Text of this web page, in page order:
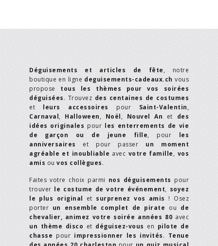
Déguisements et articles de fête, notre
boutique en ligne deguisements-cadeaux.ch vous
propose tous les thèmes pour vos soirées
déguisées. Trouvez des centaines de costumes
et leurs accessoires pour Saint-Valentin,
Carnaval, Halloween, Noël, Nouvel An et des
idées originales pour les enterrements de vie
de garçon ou de jeune fille, pour les
anniversaires et pour passer un moment
agréable et inoubliable avec votre famille, vos
amis ou vos collègues.
Faites votre choix parmi nos déguisements pour
trouver le costume de votre événement, soyez
le plus original et surprenez vos amis ! Osez
porter un ensemble complet de pirate ou de
chevalier, animez votre soirée années 80 avec
un thème disco et déguisez-vous en pilote de
chasse pour impressionner les invités. Tenue